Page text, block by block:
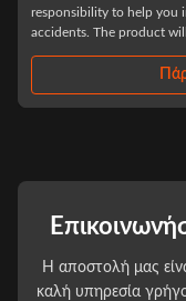
run flat system 18 inch
Explosion-Proof
Grade Synthetic Materials
Η αποστολή μας
καλή υπηρεσία